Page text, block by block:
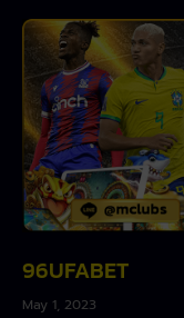
96UFABET
May 1, 2023